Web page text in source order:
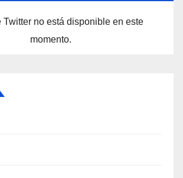
Twitter no está disponible en este
momento.